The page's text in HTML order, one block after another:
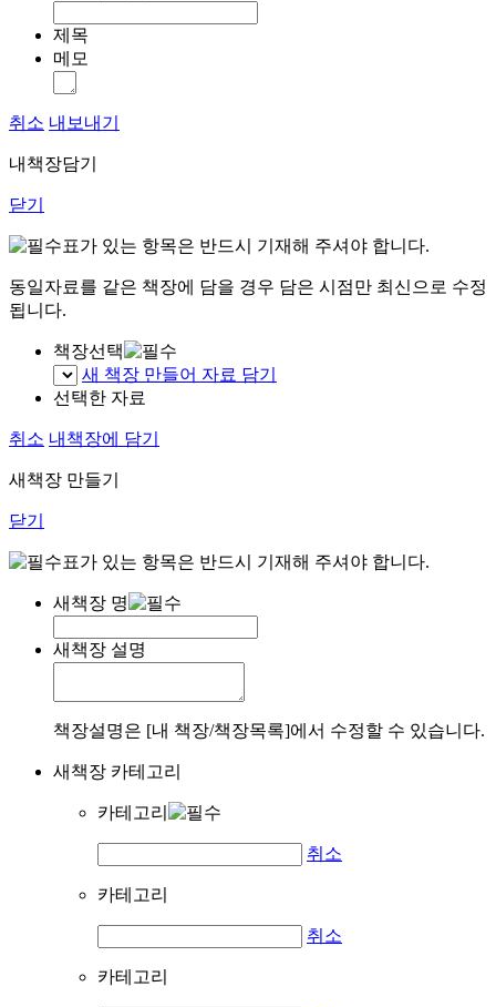
제목
메모
취소 내보내기
내책장담기
닫기
표가 있는 항목은 반드시 기재해 주셔야 합니다.
동일자료를 같은 책장에 담을 경우 담은 시점만 최신으로 수정
됩니다.
책장선택
새 책장 만들어 자료 담기
선택한 자료
취소 내책장에 담기
새책장 만들기
닫기
표가 있는 항목은 반드시 기재해 주셔야 합니다.
새책장 명
새책장 설명
책장설명은 [내 책장/책장목록]에서 수정할 수 있습니다.
새책장 카테고리
카테고리
취소
카테고리
취소
카테고리